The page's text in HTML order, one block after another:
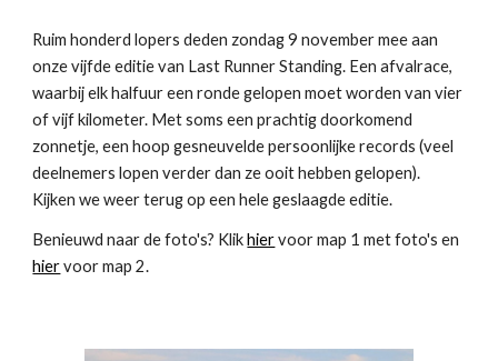
Ruim honderd lopers deden zondag 9 november mee aan
onze vijfde editie van Last Runner Standing. Een afvalrace,
waarbij elk halfuur een ronde gelopen moet worden van vier
of vijf kilometer. Met soms een prachtig doorkomend
zonnetje, een hoop gesneuvelde persoonlijke records (veel
deelnemers lopen verder dan ze ooit hebben gelopen).
Kijken we weer terug op een hele geslaagde editie.
Benieuwd naar de foto's? Klikhiervoor map 1 met foto's en
hiervoor map 2.